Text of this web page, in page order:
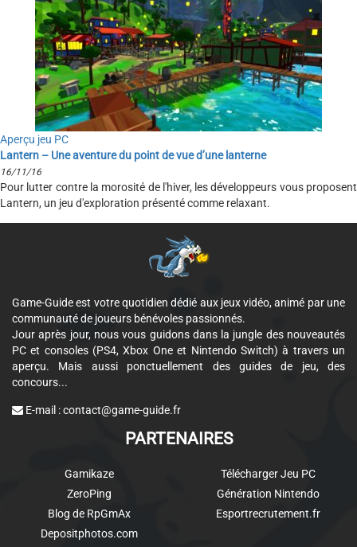
Aperçu jeu PC
Lantern – Une aventure du point de vue d’une lanterne
16/11/16
Pour lutter contre la morosité de l'hiver, les développeurs vous proposent
Lantern, un jeu d'exploration présenté comme relaxant.
Game-Guide est votre quotidien dédié aux jeux vidéo, animé par une
communauté de joueurs bénévoles passionnés.
Jour après jour, nous vous guidons dans la jungle des nouveautés
PC et consoles (PS4, Xbox One et Nintendo Switch) à travers un
aperçu. Mais aussi ponctuellement des guides de jeu, des
concours...
E-mail :contact@game-guide.fr
PARTENAIRES
Gamikaze
ZeroPing
Blog de RpGmAx
Depositphotos.com
Télécharger Jeu PC
Génération Nintendo
Esportrecrutement.fr